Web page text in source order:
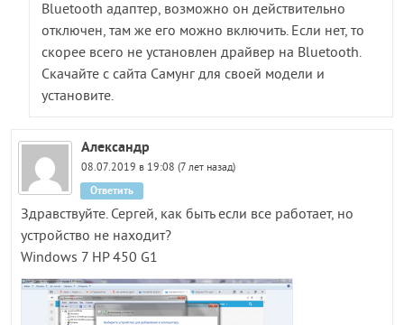
Bluetooth адаптер, возможно он действительно
отключен, там же его можно включить. Если нет, то
скорее всего не установлен драйвер на Bluetooth.
Скачайте с сайта Самунг для своей модели и
установите.
Александр
08.07.2019 в 19:08 (7 лет назад)
Здравствуйте. Сергей, как быть если все работает, но
устройство не находит?
Windows 7 HP 450 G1
Ответить